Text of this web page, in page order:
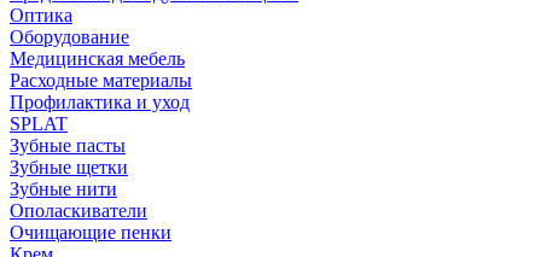
Оптика
Оборудование
Медицинская мебель
Расходные материалы
Профилактика и уход
SPLAT
Зубные пасты
Зубные щетки
Зубные нити
Ополаскиватели
Очищающие пенки